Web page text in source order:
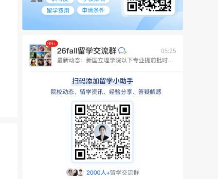
05:25